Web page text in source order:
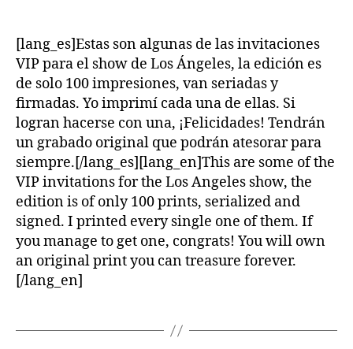
[lang_es]Estas son algunas de las invitaciones
VIP para el show de Los Ángeles, la edición es
de solo 100 impresiones, van seriadas y
firmadas. Yo imprimí cada una de ellas. Si
logran hacerse con una, ¡Felicidades! Tendrán
un grabado original que podrán atesorar para
siempre.[/lang_es][lang_en]This are some of the
VIP invitations for the Los Angeles show, the
edition is of only 100 prints, serialized and
signed. I printed every single one of them. If
you manage to get one, congrats! You will own
an original print you can treasure forever.
[/lang_en]